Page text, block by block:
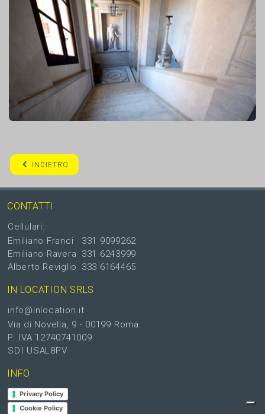
INDIETRO
CONTATTI
Cellulari:
Emiliano Franci
Emiliano Ravera
Alberto Reviglio
331 9099262
331 6243999
333 6164465
IN LOCATION SRLS
info@inlocation.it
Via di Novella, 9 - 00199 Roma
P. IVA 12740741009
SDI USAL8PV
INFO
Privacy Policy
Cookie Policy